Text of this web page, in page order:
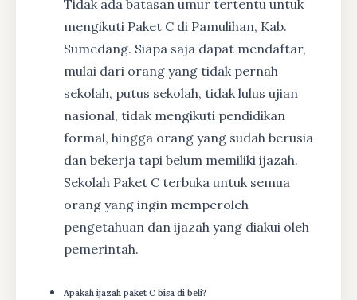
Tidak ada batasan umur tertentu untuk
mengikuti Paket C di Pamulihan, Kab.
Sumedang. Siapa saja dapat mendaftar,
mulai dari orang yang tidak pernah
sekolah, putus sekolah, tidak lulus ujian
nasional, tidak mengikuti pendidikan
formal, hingga orang yang sudah berusia
dan bekerja tapi belum memiliki ijazah.
Sekolah Paket C terbuka untuk semua
orang yang ingin memperoleh
pengetahuan dan ijazah yang diakui oleh
pemerintah.
Apakah ijazah paket C bisa di beli?